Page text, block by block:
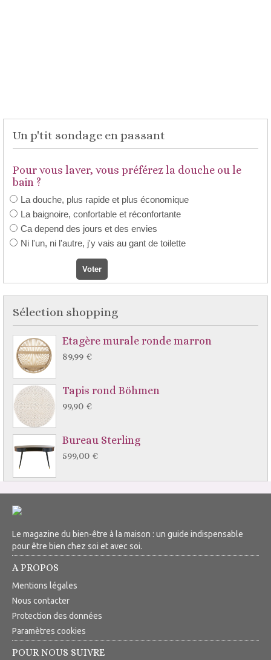
Un p'tit sondage en passant
Pour vous laver, vous préférez la douche ou le
bain ?
La douche, plus rapide et plus économique
La baignoire, confortable et réconfortante
Ca depend des jours et des envies
Ni l'un, ni l'autre, j'y vais au gant de toilette
Sélection shopping
Etagère murale ronde marron
89,99 €
Tapis rond Böhmen
99,90 €
Bureau Sterling
599,00 €
Le magazine du bien-être à la maison : un guide indispensable
pour être bien chez soi et avec soi.
A PROPOS
Mentions légales
Nous contacter
Protection des données
Paramètres cookies
POUR NOUS SUIVRE